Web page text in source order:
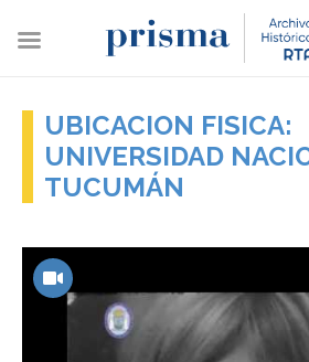
UBICACION FISICA:
UNIVERSIDAD
TUCUMÁN